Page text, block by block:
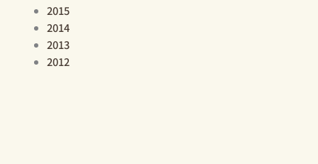
2015
2014
2013
2012